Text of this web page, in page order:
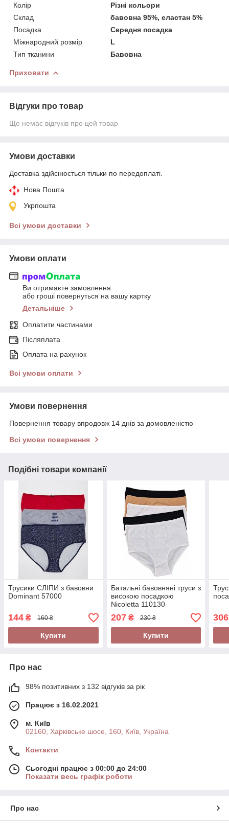
Колір
Різні кольори
Склад
бавовна 95%, еластан 5%
Посадка
Середня посадка
Міжнародний розмір
L
Тип тканини
Бавовна
Приховати
Відгуки про товар
Ще немає відгуків про цей товар
Умови доставки
Доставка здійснюється тільки по передоплаті.
Нова Пошта
Укрпошта
Всі умови доставки
Умови оплати
Ви отримаєте замовлення
або гроші повернуться на вашу картку
Детальніше
Оплатити частинами
Післяплата
Оплата на рахунок
Всі умови оплати
Умови повернення
Повернення товару впродовж 14 днів за домовленістю
Всі умови повернення
Подібні товари компанії
Трусики СЛІПИ з бавовни
Dominant 57000
144 ₴ 160 ₴
Купити
Батальні бавовняні труси з
високою посадкою
Nicoletta 110130
207₴ 230 ₴
Купити
306
Про нас
98% позитивних з 132 відгуків за рік
Працює з 16.02.2021
м. Київ
02160, Харківське шосе, 160, Київ, Україна
Контакти
Сьогодні працює з 00:00 до 24:00
Показати весь графік роботи
Про нас